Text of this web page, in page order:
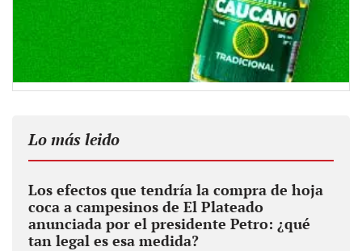
Lo más leido
Los efectos que tendría la compra de hoja
coca a campesinos de El Plateado
anunciada por el presidente Petro: ¿qué
tan legal es esa medida?